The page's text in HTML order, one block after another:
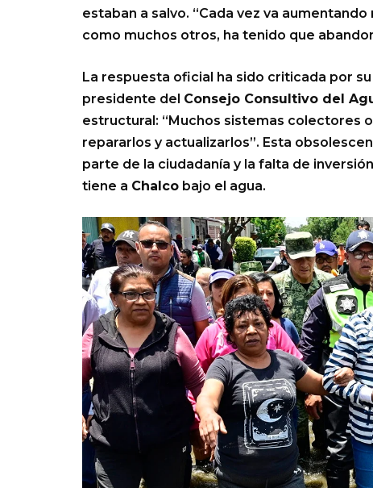
estaban a salvo. “Cada vez va aumentando
como muchos otros, ha tenido que
La respuesta oficial ha sido criticada por
presidente del Consejo Consultivo del
estructural: “Muchos sistemas colectores
repararlos y actualizarlos”. Esta
parte de la ciudadanía y la falta de
tiene a Chalco bajo el agua.